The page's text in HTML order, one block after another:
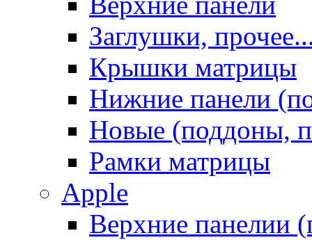
Заглушки,
Крышки матрицы
Нижние панели
Новые (поддоны,
Рамки матрицы
Apple
Верхние панелии